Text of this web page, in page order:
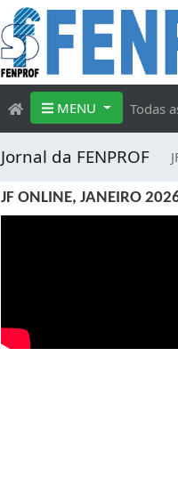
MENU Todas
Jornal da FENPROF
JF ONLINE, JANEIRO